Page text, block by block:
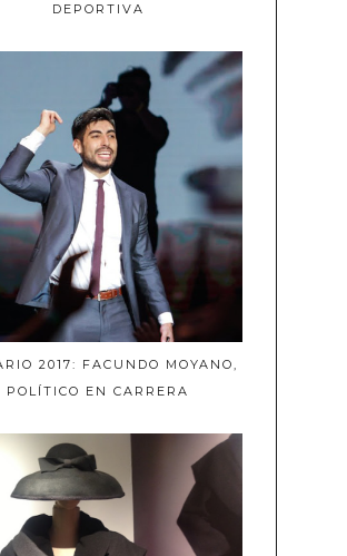
DEPORTIVA
2017: FACUNDO MOYANO,
POLÍTICO EN CARRERA